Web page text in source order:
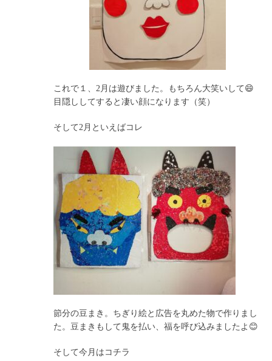
これで１、2月は遊びました。もちろん大笑いして😄
目隠ししてすると凄い顔になります（笑）
そして2月といえばコレ
節分の豆まき。ちぎり絵と広告を丸めた物で作りまし
た。豆まきもして鬼を払い、福を呼び込みましたよ😊
そして今月はコチラ